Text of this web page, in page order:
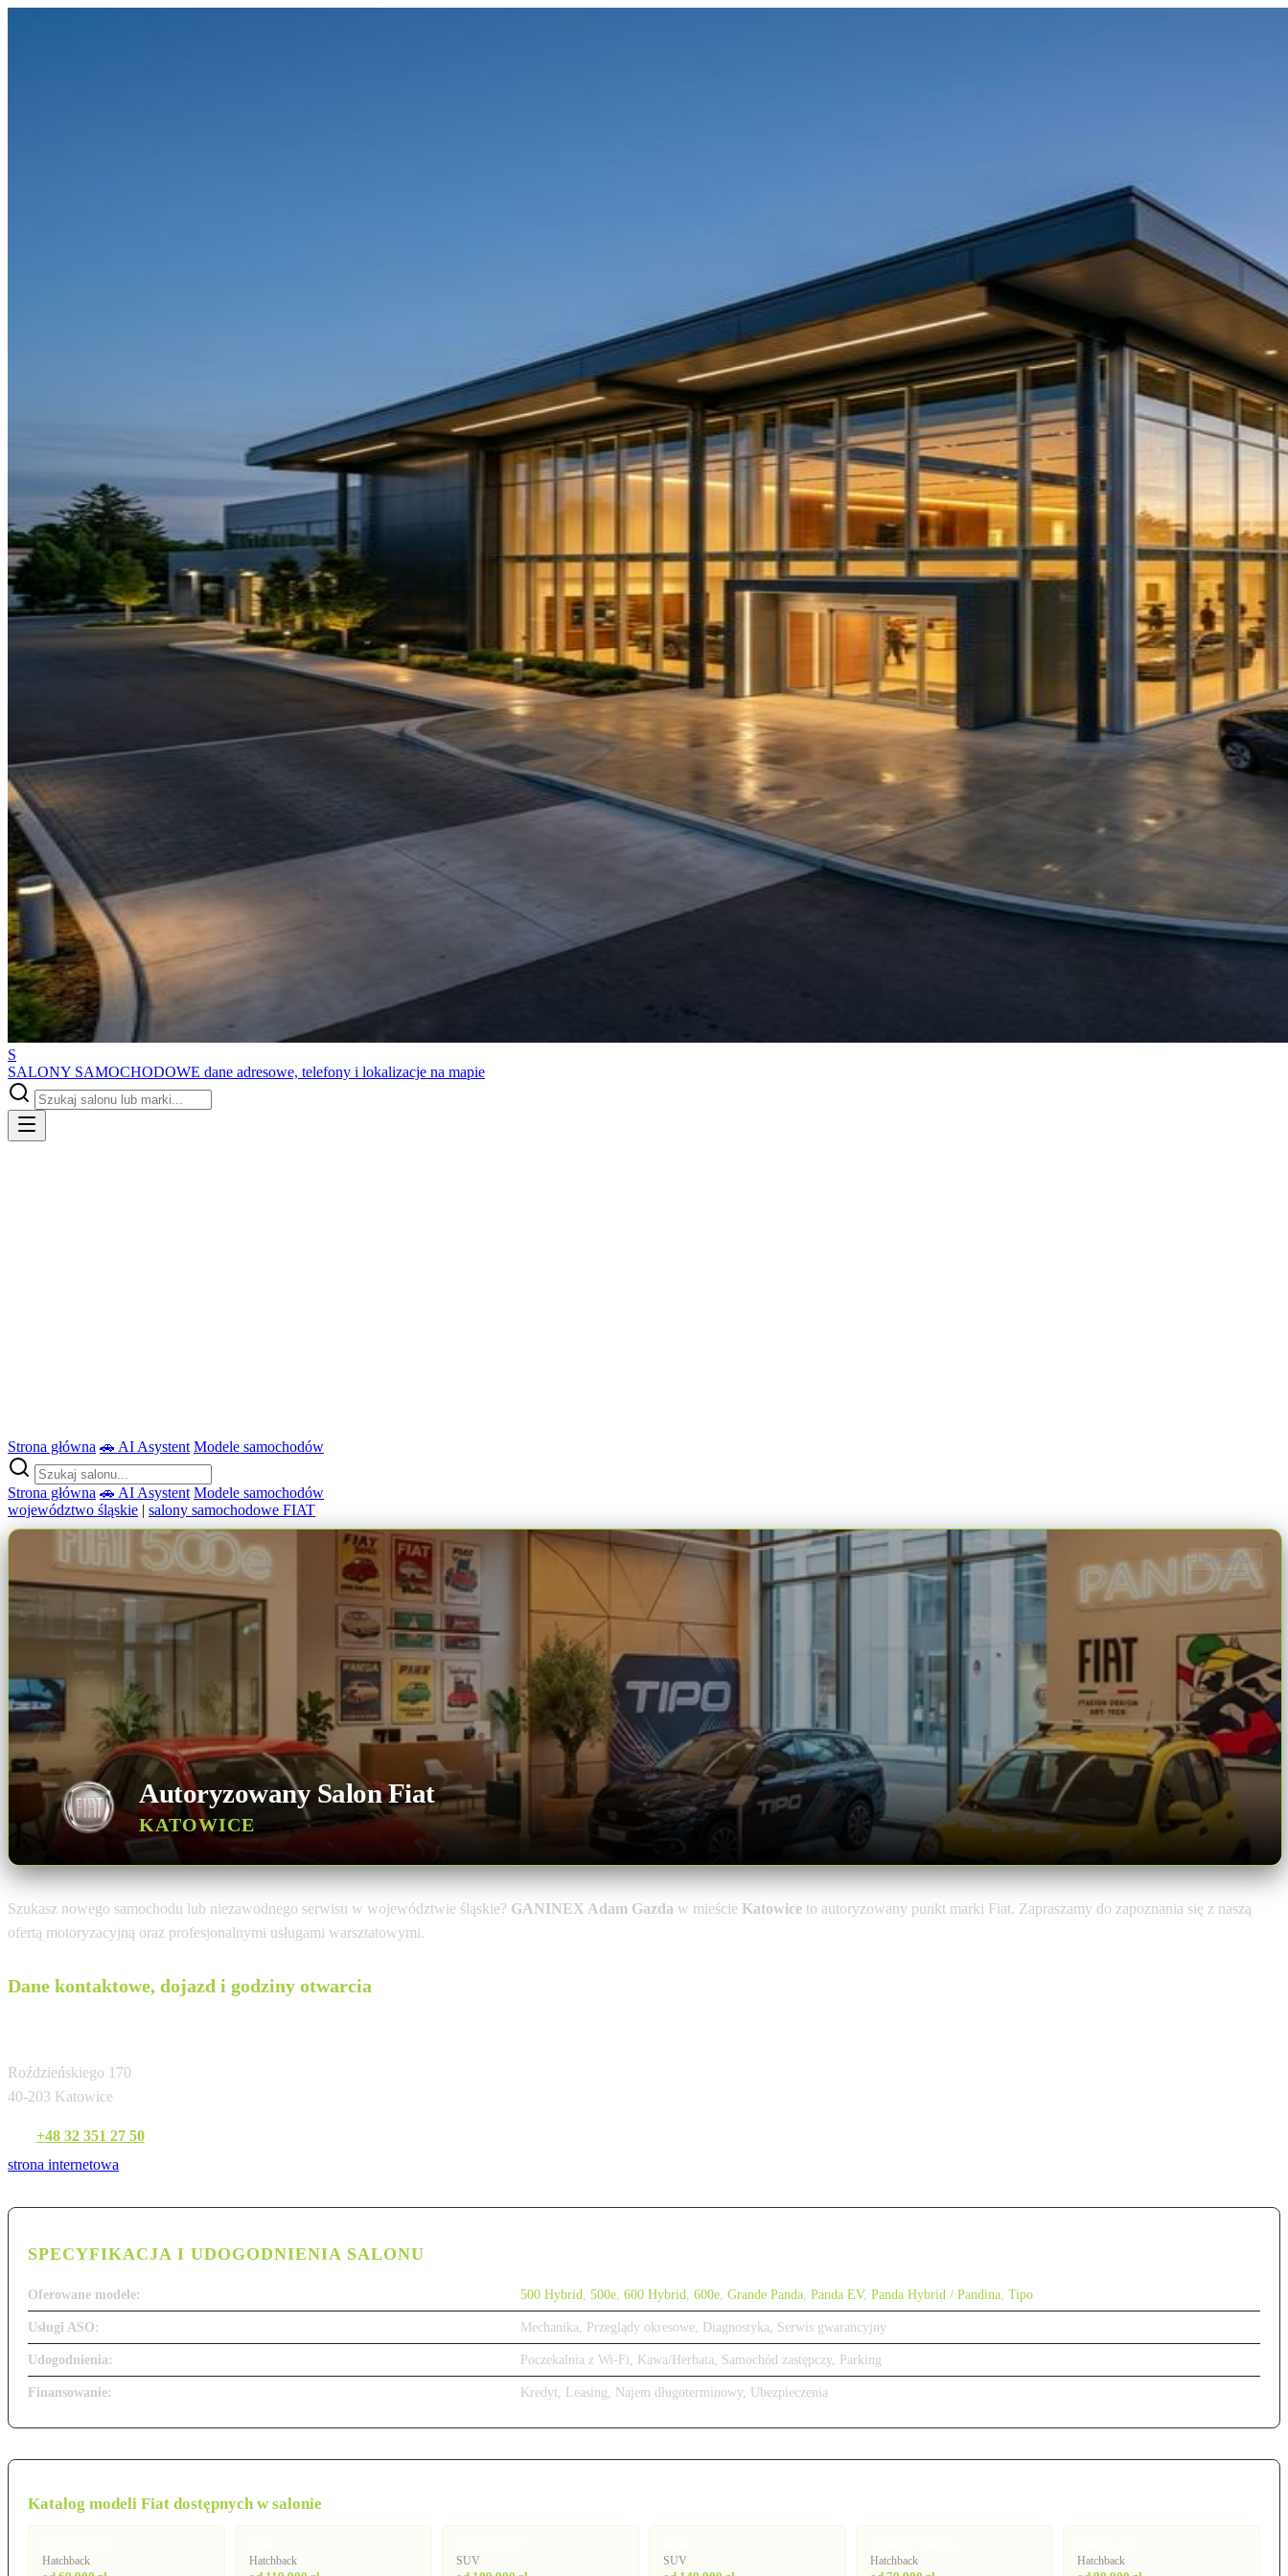
S
SALONY SAMOCHODOWE dane adresowe, telefony i lokalizacje na mapie
Strona główna 🚗 AI Asystent Modele samochodów
Strona główna 🚗 AI Asystent Modele samochodów
województwo śląskie | salony samochodowe FIAT
Autoryzowany Salon Fiat
KATOWICE
Dane ogólne
Szukasz nowego samochodu lub niezawodnego serwisu w województwie śląskie? GANINEX Adam Gazda w mieście Katowice to autoryzowany punkt marki Fiat. Zapraszamy do zapoznania się z naszą
ofertą motoryzacyjną oraz profesjonalnymi usługami warsztatowymi.
Dane kontaktowe, dojazd i godziny otwarcia
Roździeńskiego 170
40-203 Katowice
+48 32 351 27 50
strona internetowa
SPECYFIKACJA I UDOGODNIENIA SALONU
Oferowane modele: 500 Hybrid 500e 600 Hybrid 600e Grande Panda Panda EV, Panda Hybrid / Pandina Tipo
Usługi ASO: Mechanika, Przeglądy okresowe, Diagnostyka, Serwis gwarancyjny
Udogodnienia: Poczekalnia z Wi-Fi, Kawa/Herbata, Samochód zastępczy, Parking
Finansowanie: Kredyt, Leasing, Najem długoterminowy, Ubezpieczenia
Katalog modeli Fiat dostępnych w salonie
Hatchback Hatchback SUV SUV Hatchback Hatchback